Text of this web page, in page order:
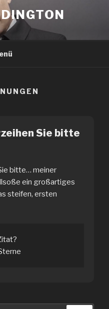
Sie bitte
bitte… meiner
ein großartiges
steifen, ersten